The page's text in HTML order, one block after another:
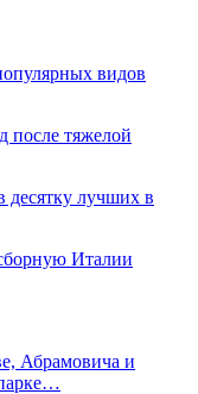
видов
после тяжелой
десятку лучших в
Италии
Абрамовича и